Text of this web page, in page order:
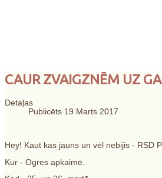
"Skolēnu
CAUR ZVAIGZNĒM UZ
Detaļas
Publicēts 19 Marts 2017
Hey! Kaut kas jauns un vēl nebijis - RSD
Kur - Ogres apkaimē.